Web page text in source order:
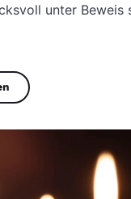
unter Beweis